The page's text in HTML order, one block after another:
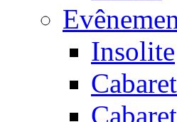
Insolite